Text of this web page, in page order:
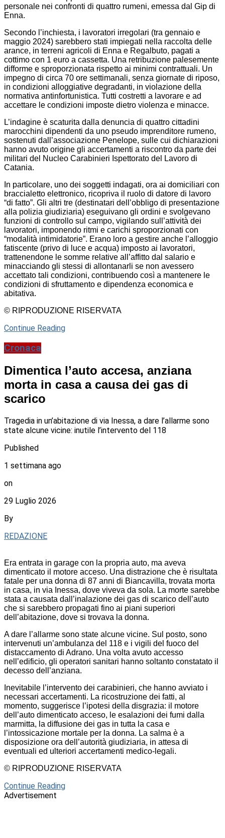
personale nei confronti di quattro rumeni, emessa dal Gip di
Enna.
Secondo l’inchiesta, i lavoratori irregolari (tra gennaio e
maggio 2024) sarebbero stati impiegati nella raccolta delle
arance, in terreni agricoli di Enna e Regalbuto, pagati a
cottimo con 1 euro a cassetta. Una retribuzione palesemente
difforme e sproporzionata rispetto ai minimi contrattuali. Un
impegno di circa 70 ore settimanali, senza giornate di riposo,
in condizioni alloggiative degradanti, in violazione della
normativa antinfortunistica. Tutti costretti a lavorare e ad
accettare le condizioni imposte dietro violenza e minacce.
L’indagine è scaturita dalla denuncia di quattro cittadini
marocchini dipendenti da uno pseudo imprenditore rumeno,
sostenuti dall’associazione Penelope, sulle cui dichiarazioni
hanno avuto origine gli accertamenti a riscontro da parte dei
militari del Nucleo Carabinieri Ispettorato del Lavoro di
Catania.
In particolare, uno dei soggetti indagati, ora ai domiciliari con
braccialetto elettronico, ricopriva il ruolo di datore di lavoro
“di fatto”. Gli altri tre (destinatari dell’obbligo di presentazione
alla polizia giudiziaria) eseguivano gli ordini e svolgevano
funzioni di controllo sul campo, vigilando sull’attività dei
lavoratori, imponendo ritmi e carichi sproporzionati con
“modalità intimidatorie”. Erano loro a gestire anche l’alloggio
fatiscente (privo di luce e acqua) imposto ai lavoratori,
trattenendone le somme relative all’affitto dal salario e
minacciando gli stessi di allontanarli se non avessero
accettato tali condizioni, contribuendo così a mantenere le
condizioni di sfruttamento e dipendenza economica e
abitativa.
© RIPRODUZIONE RISERVATA
Continue Reading
Cronaca
Dimentica l’auto accesa, anziana
morta in casa a causa dei gas di
scarico
Tragedia in un’abitazione di via Inessa, a dare l’allarme sono
state alcune vicine: inutile l’intervento del 118
Published
1 settimana ago
on
29 Luglio 2026
By
REDAZIONE
Era entrata in garage con la propria auto, ma aveva
dimenticato il motore acceso. Una distrazione che è risultata
fatale per una donna di 87 anni di Biancavilla, trovata morta
in casa, in via Inessa, dove viveva da sola. La morte sarebbe
stata a causata dall’inalazione dei gas di scarico dell’auto
che si sarebbero propagati fino ai piani superiori
dell’abitazione, dove si trovava la donna.
A dare l’allarme sono state alcune vicine. Sul posto, sono
intervenuti un’ambulanza del 118 e i vigili del fuoco del
distaccamento di Adrano. Una volta avuto accesso
nell’edificio, gli operatori sanitari hanno soltanto constatato il
decesso dell’anziana.
Inevitabile l’intervento dei carabinieri, che hanno avviato i
necessari accertamenti. La ricostruzione dei fatti, al
momento, suggerisce l’ipotesi della disgrazia: il motore
dell’auto dimenticato acceso, le esalazioni dei fumi dalla
marmitta, la diffusione dei gas in tutta la casa e
l’intossicazione mortale per la donna. La salma è a
disposizione ora dell’autorità giudiziaria, in attesa di
eventuali ed ulteriori accertamenti medico-legali.
© RIPRODUZIONE RISERVATA
Continue Reading
Advertisement